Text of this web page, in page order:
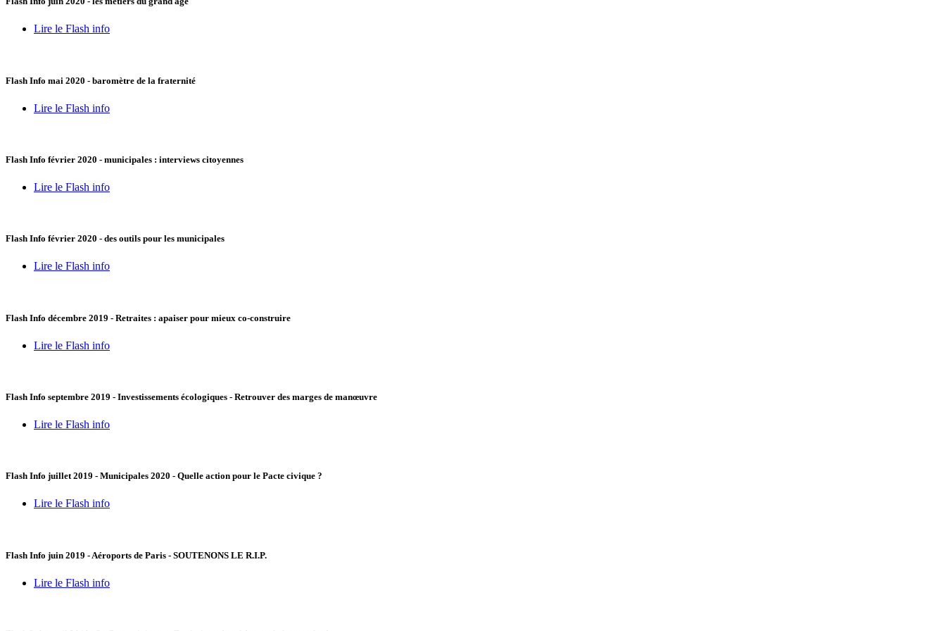
Lire le Flash info
Flash Info mai 2020 - baromètre de la fraternité
Lire le Flash info
Flash Info février 2020 - municipales : interviews citoyennes
Lire le Flash info
Flash Info février 2020 - des outils pour les municipales
Lire le Flash info
Flash Info décembre 2019 - Retraites : apaiser pour mieux co-construire
Lire le Flash info
Flash Info septembre 2019 - Investissements écologiques - Retrouver des marges de manœuvre
Lire le Flash info
Flash Info juillet 2019 - Municipales 2020 - Quelle action pour le Pacte civique ?
Lire le Flash info
Flash Info juin 2019 - Aéroports de Paris - SOUTENONS LE R.I.P.
Lire le Flash info